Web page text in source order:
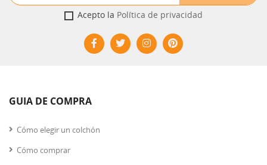
Acepto la Política de privacidad
GUIA DE COMPRA
Cómo elegir un colchón
Cómo comprar